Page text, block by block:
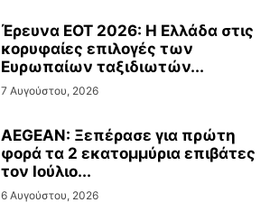
Έρευνα ΕΟΤ 2026: Η Ελλάδα στις
κορυφαίες επιλογές των
Ευρωπαίων ταξιδιωτών...
7 Αυγούστου, 2026
AEGEAN: Ξεπέρασε για πρώτη
φορά τα 2 εκατομμύρια επιβάτες
τον Ιούλιο...
6 Αυγούστου, 2026